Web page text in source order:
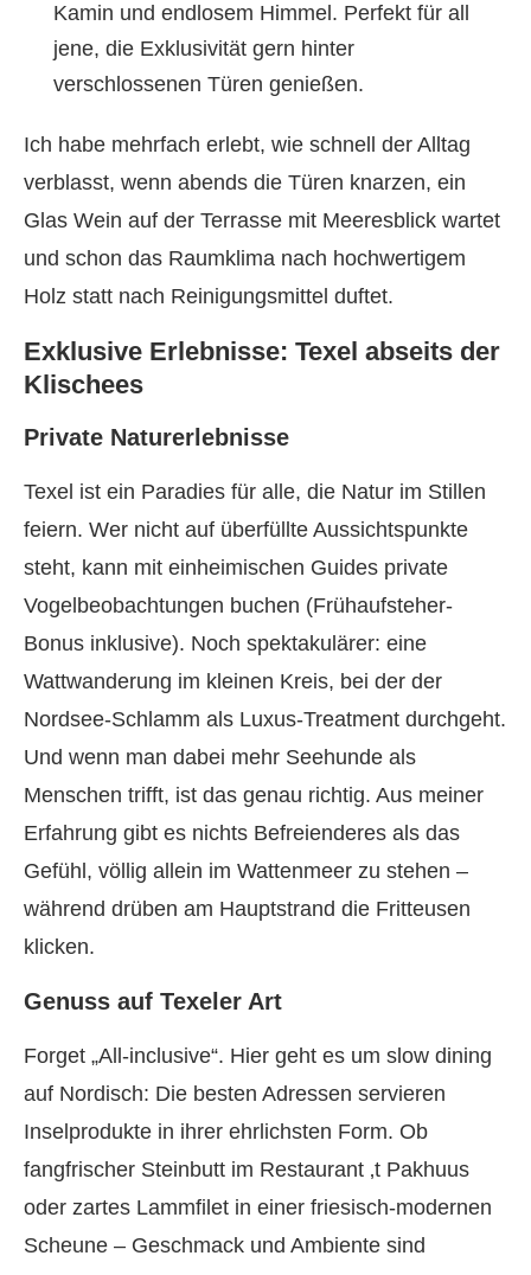
Kamin und endlosem Himmel. Perfekt für all
jene, die Exklusivität gern hinter
verschlossenen Türen genießen.
Ich habe mehrfach erlebt, wie schnell der Alltag
verblasst, wenn abends die Türen knarzen, ein
Glas Wein auf der Terrasse mit Meeresblick wartet
und schon das Raumklima nach hochwertigem
Holz statt nach Reinigungsmittel duftet.
Exklusive Erlebnisse: Texel abseits der
Klischees
Private Naturerlebnisse
Texel ist ein Paradies für alle, die Natur im Stillen
feiern. Wer nicht auf überfüllte Aussichtspunkte
steht, kann mit einheimischen Guides private
Vogelbeobachtungen buchen (Frühaufsteher-
Bonus inklusive). Noch spektakulärer: eine
Wattwanderung im kleinen Kreis, bei der der
Nordsee-Schlamm als Luxus-Treatment durchgeht.
Und wenn man dabei mehr Seehunde als
Menschen trifft, ist das genau richtig. Aus meiner
Erfahrung gibt es nichts Befreienderes als das
Gefühl, völlig allein im Wattenmeer zu stehen –
während drüben am Hauptstrand die Fritteusen
klicken.
Genuss auf Texeler Art
Forget „All-inclusive“. Hier geht es um slow dining
auf Nordisch: Die besten Adressen servieren
Inselprodukte in ihrer ehrlichsten Form. Ob
fangfrischer Steinbutt im Restaurant ‚t Pakhuus
oder zartes Lammfilet in einer friesisch-modernen
Scheune – Geschmack und Ambiente sind